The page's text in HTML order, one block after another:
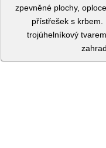
zpevněné plochy,
přístřešek s krbem.
trojúhelníkový